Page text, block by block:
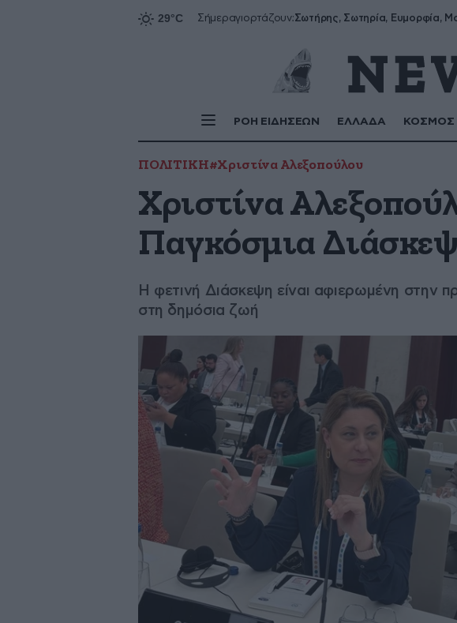
Σήμεραγιορτάζουν:
ΡΟΗ ΕΙΔΗΣΕΩΝ ΕΛΛΑΔΑ ΚΟΣΜΟΣ
ΠΟΛΙΤΙΚΗ#Χριστίνα Αλεξοπούλου
Χριστίνα
Παγκόσμια
Η φετινή Διάσκεψη είναι αφιερωμένη στην
στη δημόσια ζωή